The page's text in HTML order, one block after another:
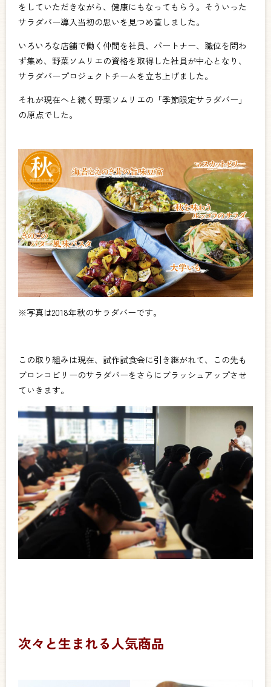
をしていただきながら、健康にもなってもらう。そういった
サラダバー導入当初の思いを見つめ直しました。
いろいろな店舗で働く仲間を社員、パートナー、職位を問わ
ず集め、野菜ソムリエの資格を取得した社員が中心となり、
サラダバープロジェクトチームを立ち上げました。
それが現在へと続く野菜ソムリエの「季節限定サラダバー」
の原点でした。
※写真は2018年秋のサラダバーです。
この取り組みは現在、試作試食会に引き継がれて、この先も
ブロンコビリーのサラダバーをさらにブラッシュアップさせ
ていきます。
次々と生まれる人気商品